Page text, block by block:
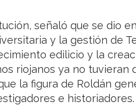
señaló que se dio en
y la gestión de
edilicio y la
riojanos ya no tuvieran
la figura de Roldán
e historiadores.